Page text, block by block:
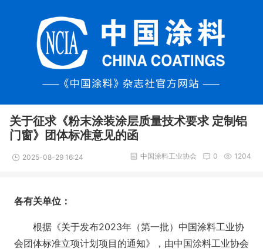
关于征求《粉末涂装涂层质量技术要求 定制铝
门窗》团体标准意见的函
2025-08-29 16:24 1204
0
中国涂料工业协会
各有关单位：
根据《关于发布2023年（第一批）中国涂料工业协
会团体标准立项计划项目的通知》，由中国涂料工业协会